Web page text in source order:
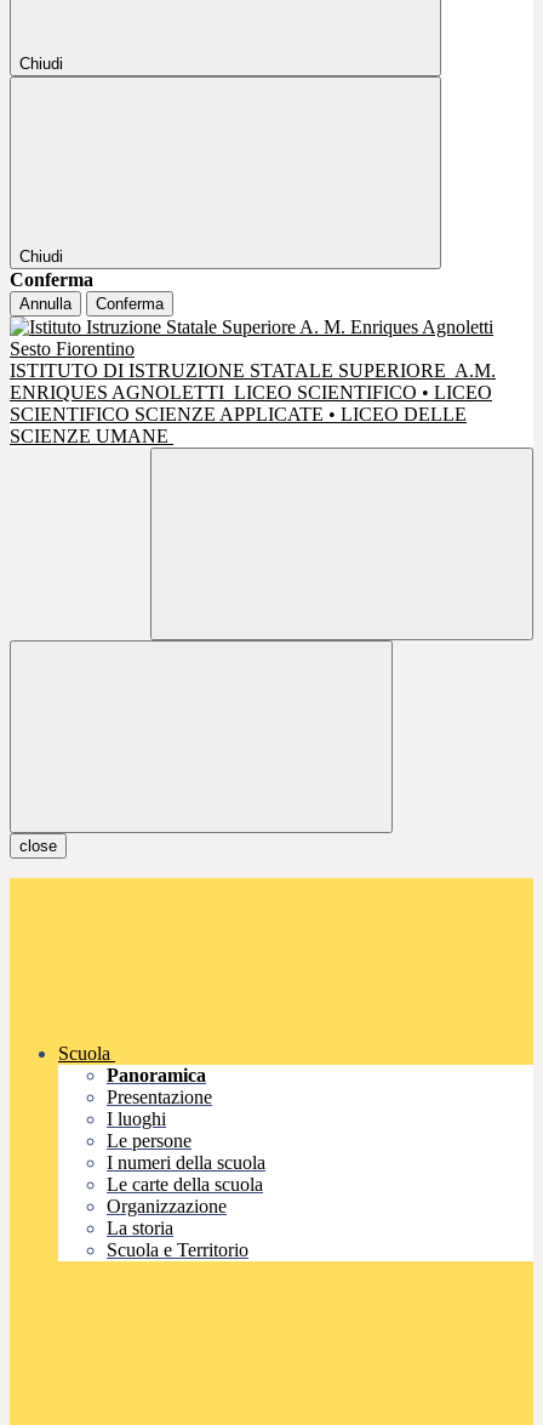
Chiudi
Chiudi
Conferma
Annulla Conferma
ISTITUTO DI ISTRUZIONE STATALE SUPERIORE A.M.
ENRIQUES AGNOLETTI LICEO SCIENTIFICO • LICEO
SCIENTIFICO SCIENZE APPLICATE • LICEO DELLE
SCIENZE UMANE
close
Scuola
Panoramica
Presentazione
I luoghi
Le persone
I numeri della scuola
Le carte della scuola
Organizzazione
La storia
Scuola e Territorio